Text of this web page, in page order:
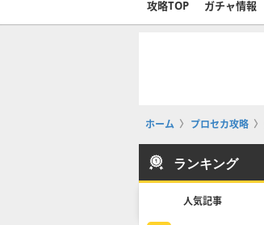
攻略TOP ガチャ情報
ホーム プロセカ攻略
ランキング
人気記事